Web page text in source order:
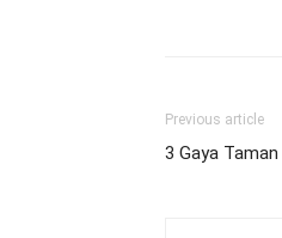
Previous article
3 Gaya